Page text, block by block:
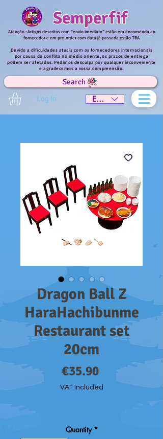
Semperfif
Atenção : Artigos descritos com "envio imediato" estão em encomenda ao
fornecedor e em pre-order com data já passada estão TBA
Devido a dificuldades atuais com os fornecedores internacionais
por causa do conflito no médio oriente, os prazos de entrega
podem ser afetados. Pedimos desculpa por qualquer inconveniente
e agradecemos a vossa compreensão.
Search
Log In
EUR (€)
Dragon Ball Z
HaraHachibunme
Restaurant set
20cm
€35.90Price
VAT Included
Quantity *